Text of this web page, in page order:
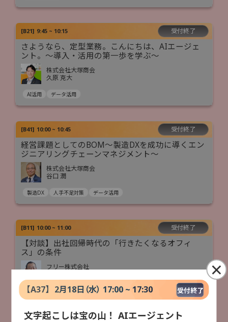
[B21] 9:45 ~ 10:15 受付終了
さようなら、定型業務。こんにちは、AIエージェ
ント。〜導入・活用の第一歩を学ぶ〜
株式会社大塚商会
久原 克大
AI活用 データ活用
[B41] 10:00 ~ 10:45 受付終了
経営課題としてのBOM～製造DXを成功に導くエン
ジニアリングチェーンマネジメント～
株式会社大塚商会
谷口 潤
製造DX 人手不足対策 データ活用
[B11] 10:00 ~ 11:00 受付終了
【対談】出社回帰時代の「行きたくなるオフィ
ス」の条件
フリー株式会社
株式会社月刊総務
豊田 健一 氏
業務DX
【A37】 2月18日（水） 17:00 ~ 17:30 受付終了
文字起こしは宝の山！ AIエージェント
×